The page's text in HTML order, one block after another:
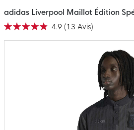
adidas Liverpool Maillot Édition
Notation: 4.9 (13 Avis)